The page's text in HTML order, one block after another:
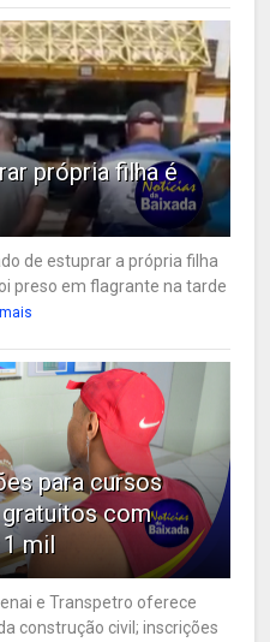
própria filha é
de estuprar a própria filha
preso em flagrante na tarde
para cursos
com
mil
e Transpetro oferece
construção civil; inscrições